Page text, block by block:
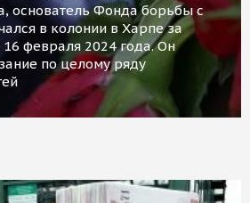
основатель Фонда борьбы с
в колонии в Харпе за
февраля 2024 года. Он
по целому ряду